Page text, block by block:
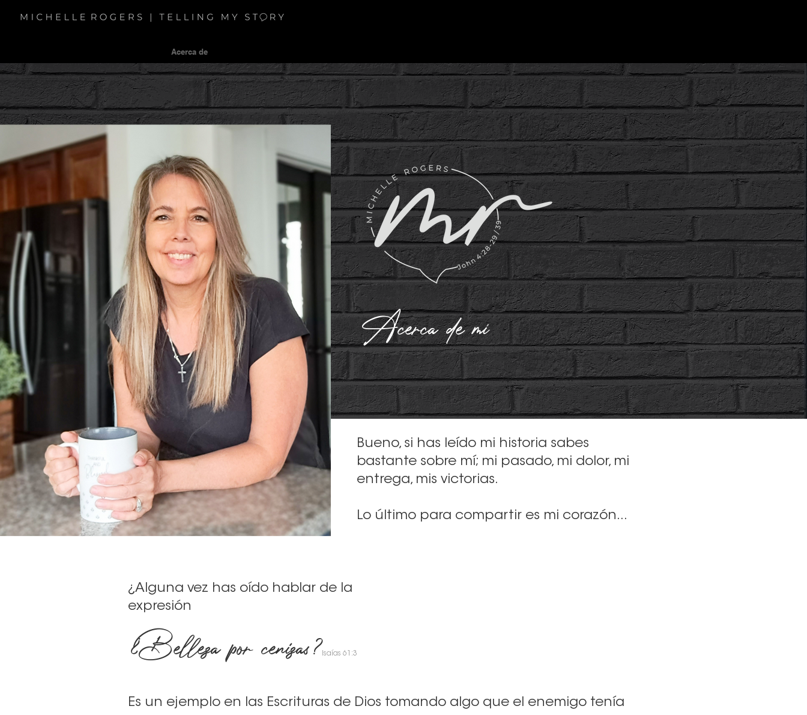
Acerca de
Acerca de mí
Bueno, si has leído mi historia sabes
bastante sobre mí; mi pasado, mi dolor, mi
entrega, mis victorias.
Lo último para compartir es mi corazón...
¿Alguna vez has oído hablar de la
expresión
¿Belleza por cenizas? Isaías 61:3
Es un ejemplo en las Escrituras de Dios tomando algo que el enemigo tenía